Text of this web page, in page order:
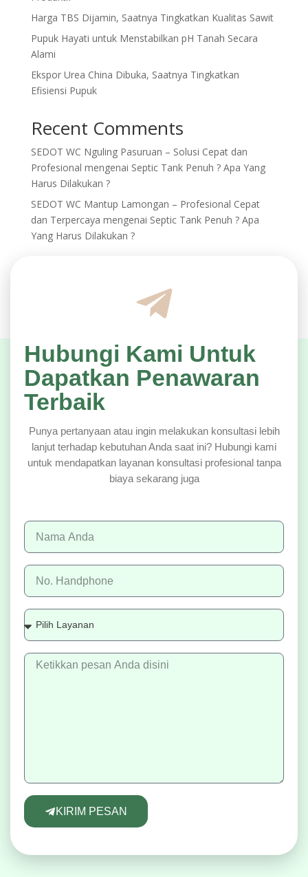
Harga TBS Dijamin, Saatnya Tingkatkan Kualitas Sawit
Pupuk Hayati untuk Menstabilkan pH Tanah Secara
Alami
Ekspor Urea China Dibuka, Saatnya Tingkatkan
Efisiensi Pupuk
Recent Comments
SEDOT WC Nguling Pasuruan – Solusi Cepat dan
Profesional mengenai Septic Tank Penuh ? Apa Yang
Harus Dilakukan ?
SEDOT WC Mantup Lamongan – Profesional Cepat
dan Terpercaya mengenai Septic Tank Penuh ? Apa
Yang Harus Dilakukan ?
KIRIM PESAN
Hubungi Kami Untuk
Dapatkan Penawaran
Terbaik
Punya pertanyaan atau ingin melakukan konsultasi lebih
lanjut terhadap kebutuhan Anda saat ini? Hubungi kami
untuk mendapatkan layanan konsultasi profesional tanpa
biaya sekarang juga